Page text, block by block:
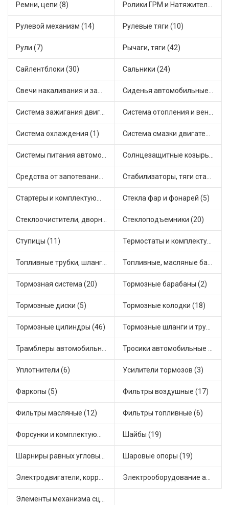
Ремни, цепи (8) Ролики ГРМ и Натяжители (17)
Рулевой механизм (14) Рулевые тяги (10)
Рули (7) Рычаги, тяги (42)
Сайлентблоки (30) Сальники (24)
Свечи накаливания и зажигания (31) Сиденья автомобильные (1)
Система зажигания двигателя (3) Система отопления и вентиляции (17)
Система охлаждения (1) Система смазки двигателя (17)
Системы питания автомобиля (21) Солнцезащитные козырьки для салона автомобиля (3)
Средства от запотевания и размораживатели стекла (1) Стабилизаторы, тяги стабилизатора, стойки стабилиз (3)
Стартеры и комплектующие (38) Стекла фар и фонарей (5)
Стеклоочистители, дворники (1) Стеклоподъемники (20)
Ступицы (11) Термостаты и комплектующие системы охлаждения (55)
Топливные трубки, шланги, магистрали и рампы (3) Топливные, масляные баки (1)
Тормозная система (20) Тормозные барабаны (2)
Тормозные диски (5) Тормозные колодки (18)
Тормозные цилиндры (46) Тормозные шланги и трубки (5)
Трамблеры автомобильные (40) Тросики автомобильные (23)
Уплотнители (6) Усилители тормозов (3)
Фаркопы (5) Фильтры воздушные (17)
Фильтры масляные (12) Фильтры топливные (6)
Форсунки и комплектующие (1) Шайбы (19)
Шарниры равных угловых скоростей, приводные валы (1) Шаровые опоры (19)
Электродвигатели, корректоры и приводы автомобильн (22) Электрооборудование автомобилей (25)
Элементы механизма сцепления (63)